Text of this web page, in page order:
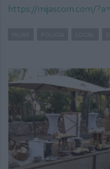
https://mijascom.com/